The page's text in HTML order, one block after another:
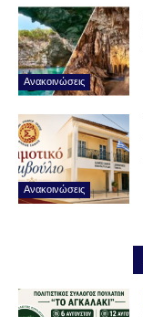
Ανακοινώσεις
Ανακοινώσεις